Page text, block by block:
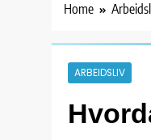
Home
ARBEIDSLIV